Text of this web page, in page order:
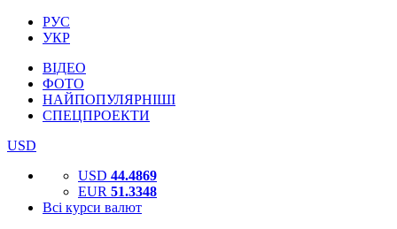
РУС
УКР
ВІДЕО
ФОТО
НАЙПОПУЛЯРНІШІ
СПЕЦПРОЕКТИ
USD
USD 44.4869
EUR 51.3348
Всі курси валют